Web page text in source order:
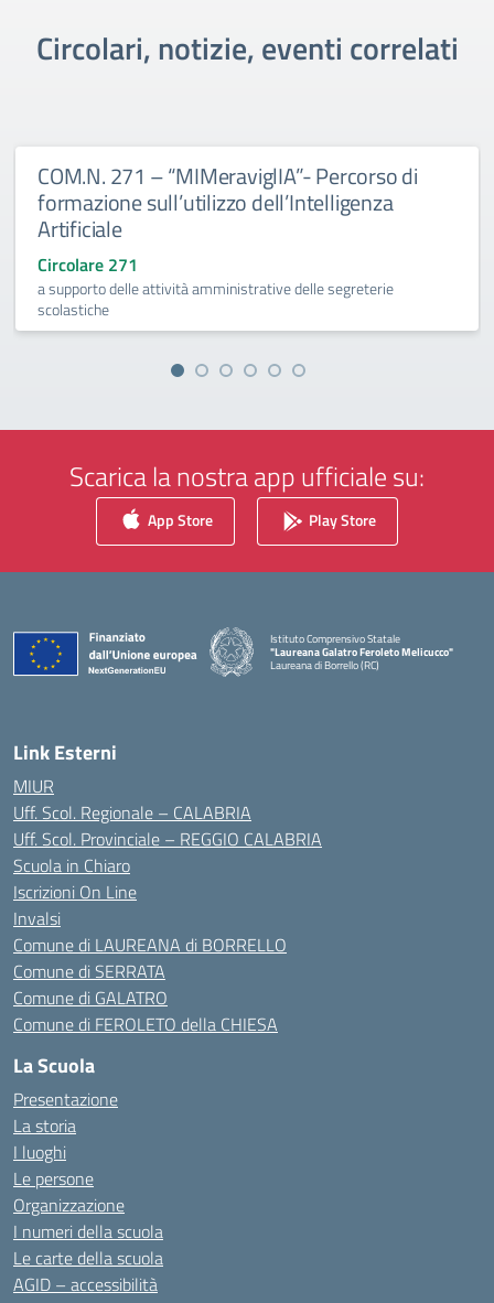
Circolari, notizie, eventi correlati
COM.N. 271 – “MIMeraviglIA”- Percorso di
formazione sull’utilizzo dell’Intelligenza
Artificiale
Circolare 271
a supporto delle attività amministrative delle segreterie
scolastiche
Scarica la nostra app ufficiale su:
App Store Play Store
Istituto Comprensivo Statale
"Laureana Galatro Feroleto Melicucco"
Laureana di Borrello (RC)
Link Esterni
MIUR
Uff. Scol. Regionale – CALABRIA
Uff. Scol. Provinciale – REGGIO CALABRIA
Scuola in Chiaro
Iscrizioni On Line
Invalsi
Comune di LAUREANA di BORRELLO
Comune di SERRATA
Comune di GALATRO
Comune di FEROLETO della CHIESA
La Scuola
Presentazione
La storia
I luoghi
Le persone
Organizzazione
I numeri della scuola
Le carte della scuola
AGID – accessibilità